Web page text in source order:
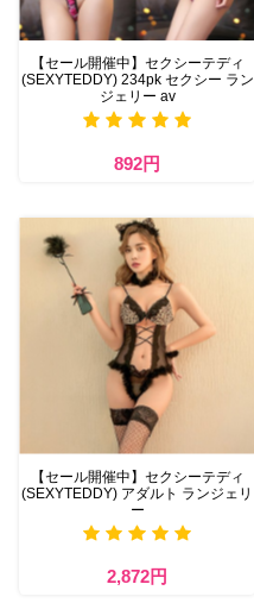
【セール開催中】セクシーテディ
(SEXYTEDDY) 234pk セクシー ラン
ジェリー av
892円
【セール開催中】セクシーテディ
(SEXYTEDDY) アダルト ランジェリ
ー
2,872円